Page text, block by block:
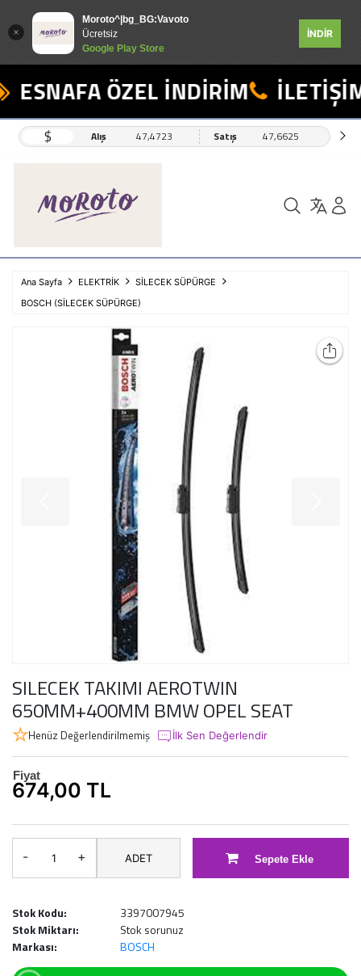
Moroto^|bg_BG:Vavoto
Ücretsiz
Google Play Store
İNDİR
ESNAFA ÖZEL İNDİRİM
$ Alış 47,4723 Satış 47,6625
Ana Sayfa ELEKTRİK
SİLECEK SÜPÜRGE
BOSCH (SİLECEK SÜPÜRGE)
SILECEK TAKIMI AEROTWIN
650MM+400MM BMW OPEL SEAT
Henüz Değerlendirilmemiş İlk Sen Değerlendir
Fiyat
674,00 TL
- + ADET Sepete Ekle
Stok Kodu:
3397007945
Stok Miktarı:
Stok sorunuz
Markası:
BOSCH